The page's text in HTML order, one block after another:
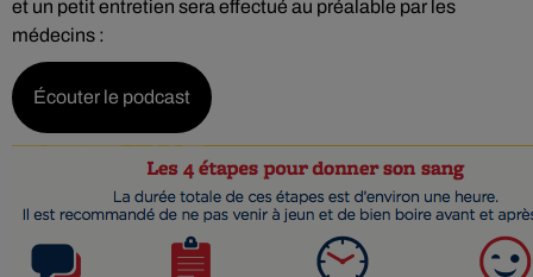
et un petit entretien sera effectué au préalable par les
médecins :
Écouter le podcast